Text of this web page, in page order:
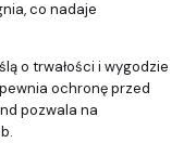
co nadaje
o trwałości i wygodzie
ochronę przed
pozwala na